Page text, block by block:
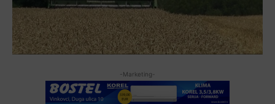
-Marketing-